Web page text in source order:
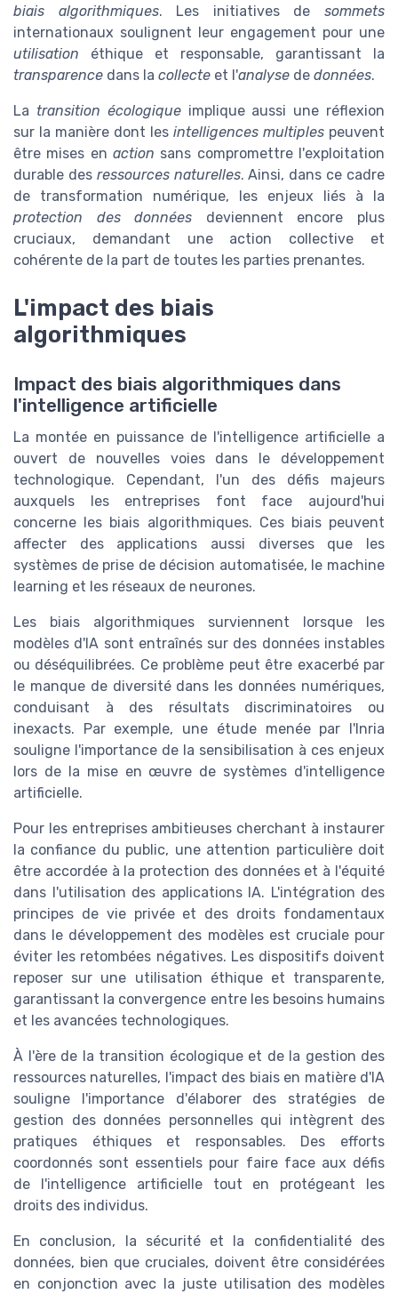
biais algorithmiques. Les initiatives desommets
internationaux soulignent leur engagement pour une
utilisation éthique et responsable, garantissant la
transparence dans la collecte et l'analyse de données.
La transition écologiqueimplique aussi une réflexion
sur la manière dont les intelligences multiples peuvent
être mises en action sans compromettre l'exploitation
durable des ressources naturelles. Ainsi, dans ce cadre
de transformation numérique, les enjeux liés à la
protection des données deviennent encore plus
cruciaux, demandant une action collective et
cohérente de la part de toutes les parties prenantes.
L'impact des biais
algorithmiques
Impact des biais algorithmiques dans
l'intelligence artificielle
La montée en puissance de l'intelligence artificielle a
ouvert de nouvelles voies dans le développement
technologique. Cependant, l'un des défis majeurs
auxquels les entreprises font face aujourd'hui
concerne les biais algorithmiques. Ces biais peuvent
affecter des applications aussi diverses que les
systèmes de prise de décision automatisée, le machine
learning et les réseaux de neurones.
Les biais algorithmiques surviennent lorsque les
modèles d'IA sont entraînés sur des données instables
ou déséquilibrées. Ce problème peut être exacerbé par
le manque de diversité dans les données numériques,
conduisant à des résultats discriminatoires ou
inexacts. Par exemple, une étude menée par l'Inria
souligne l'importance de la sensibilisation à ces enjeux
lors de la mise en œuvre de systèmes d'intelligence
artificielle.
Pour les entreprises ambitieuses cherchant à instaurer
la confiance du public, une attention particulière doit
être accordée à la protection des données et à l'équité
dans l'utilisation des applications IA. L'intégration des
principes de vie privée et des droits fondamentaux
dans le développement des modèles est cruciale pour
éviter les retombées négatives. Les dispositifs doivent
reposer sur une utilisation éthique et transparente,
garantissant la convergence entre les besoins humains
et les avancées technologiques.
À l'ère de la transition écologique et de la gestion des
ressources naturelles, l'impact des biais en matière d'IA
souligne l'importance d'élaborer des stratégies de
gestion des données personnelles qui intègrent des
pratiques éthiques et responsables. Des efforts
coordonnés sont essentiels pour faire face aux défis
de l'intelligence artificielle tout en protégeant les
droits des individus.
En conclusion, la sécurité et la confidentialité des
données, bien que cruciales, doivent être considérées
en conjonction avec la juste utilisation des modèles